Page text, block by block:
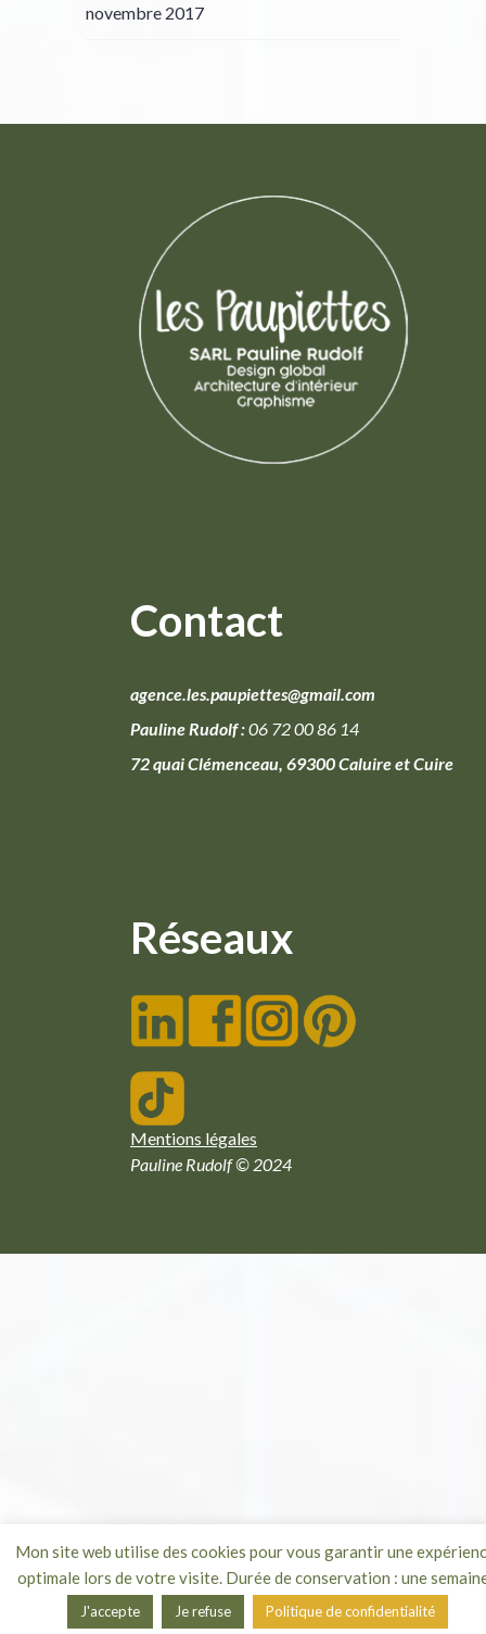
novembre 2017
Mon site web utilise des cookies pour vous garantir une
optimale lors de votre visite. Durée de conservation : une
J'accepte Je refuse Politique de confidentialité
Contact
agence.les.paupiettes@gmail.com
Pauline Rudolf :06 72 00 86 14
72 quai Clémenceau, 69300 Caluire et Cuire
Réseaux
Mentions légales
Pauline Rudolf © 2024